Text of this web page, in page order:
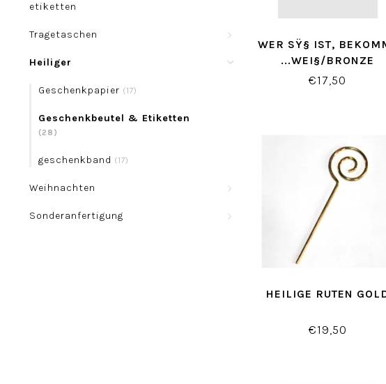
etiketten
Tragetaschen
Heiliger
Geschenkpapier (17)
Geschenkbeutel & Etiketten
(28)
geschenkband (17)
Weihnachten
Sonderanfertigung
WER SŸ§ IST,
...WEI§/BRONZE
€17,50
HEILIGE RUTEN
€19,50